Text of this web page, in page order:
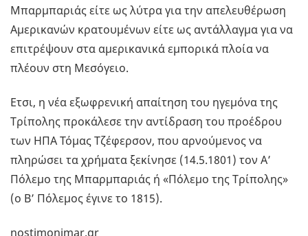
Μπαρμπαριάς είτε ως λύτρα για την απελευθέρωση
Αμερικανών κρατουμένων είτε ως αντάλλαγμα για να
επιτρέψουν στα αμερικανικά εμπορικά πλοία να
πλέουν στη Μεσόγειο.
Ετσι, η νέα εξωφρενική απαίτηση του ηγεμόνα της
Τρίπολης προκάλεσε την αντίδραση του προέδρου
των ΗΠΑ Τόμας Τζέφερσον, που αρνούμενος να
πληρώσει τα χρήματα ξεκίνησε (14.5.1801) τον Α’
Πόλεμο της Μπαρμπαριάς ή «Πόλεμο της Τρίπολης»
(ο Β’ Πόλεμος έγινε το 1815).
nostimonimar.gr